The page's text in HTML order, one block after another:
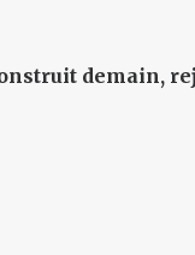
demain,